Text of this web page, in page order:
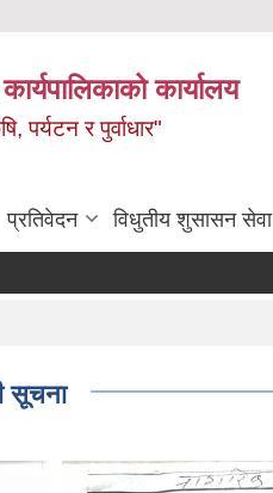
कार्यालय
पर्यटन र पुर्वाधार"
प्रतिवेदन विधुतीय शुसासन सेवा
सूचना